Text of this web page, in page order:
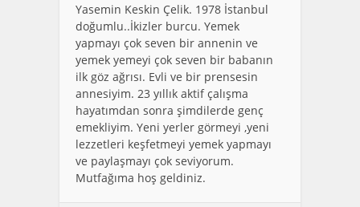
Yasemin Keskin Çelik. 1978 İstanbul
doğumlu..İkizler burcu. Yemek
yapmayı çok seven bir annenin ve
yemek yemeyi çok seven bir babanın
ilk göz ağrısı. Evli ve bir prensesin
annesiyim. 23 yıllık aktif çalışma
hayatımdan sonra şimdilerde genç
emekliyim. Yeni yerler görmeyi ,yeni
lezzetleri keşfetmeyi yemek yapmayı
ve paylaşmayı çok seviyorum.
Mutfağıma hoş geldiniz.